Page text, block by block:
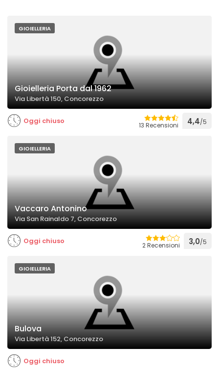
GIOIELLERIA
Gioielleria Porta dal 1962
Via Libertà 150, Concorezzo
Oggi chiuso 13 Recensioni 4,4/5
GIOIELLERIA
Vaccaro Antonino
Via San Rainaldo 7, Concorezzo
Oggi chiuso 2 Recensioni 3,0/5
GIOIELLERIA
Bulova
Via Libertà 152, Concorezzo
Oggi chiuso